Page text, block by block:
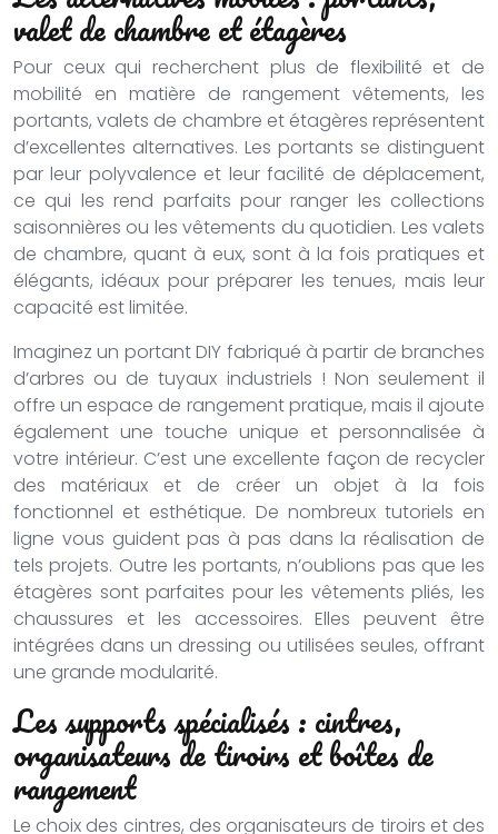
valet de chambre et étagères
Pour ceux qui recherchent plus de flexibilité et de
mobilité en matière de rangement vêtements, les
portants, valets de chambre et étagères représentent
d’excellentes alternatives. Les portants se distinguent
par leur polyvalence et leur facilité de déplacement,
ce qui les rend parfaits pour ranger les collections
saisonnières ou les vêtements du quotidien. Les valets
de chambre, quant à eux, sont à la fois pratiques et
élégants, idéaux pour préparer les tenues, mais leur
capacité est limitée.
Imaginez un portant DIY fabriqué à partir de branches
d’arbres ou de tuyaux industriels ! Non seulement il
offre un espace de rangement pratique, mais il ajoute
également une touche unique et personnalisée à
votre intérieur. C’est une excellente façon de recycler
des matériaux et de créer un objet à la fois
fonctionnel et esthétique. De nombreux tutoriels en
ligne vous guident pas à pas dans la réalisation de
tels projets. Outre les portants, n’oublions pas que les
étagères sont parfaites pour les vêtements pliés, les
chaussures et les accessoires. Elles peuvent être
intégrées dans un dressing ou utilisées seules, offrant
une grande modularité.
Les supports spécialisés : cintres,
organisateurs de tiroirs et boîtes de
rangement
Le choix des cintres, des organisateurs de tiroirs et des